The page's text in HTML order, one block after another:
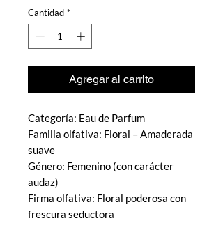
Cantidad *
Agregar al carrito
Categoría: Eau de Parfum
Familia olfativa: Floral – Amaderada
suave
Género: Femenino (con carácter
audaz)
Firma olfativa: Floral poderosa con
frescura seductora